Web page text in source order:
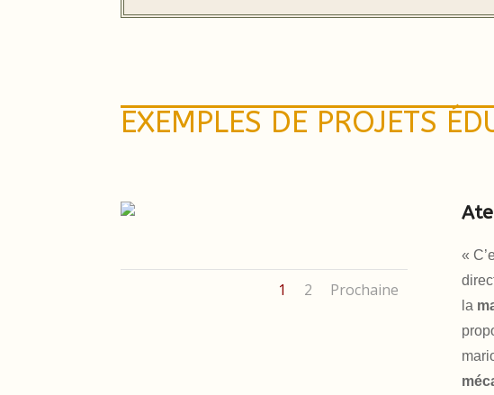
EXEMPLES DE PROJETS
1 2 Prochaine
«
la